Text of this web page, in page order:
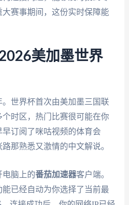
赛事期间，这份实时保障能
美加墨世界
世界杯首次由美加墨三国联
时区，热门比赛很可能在你
订阅了咪咕视频的体育会
那熟悉又激情的中文解说。
电脑上的番茄加速器客户端。
已经自动为你选择了当前最